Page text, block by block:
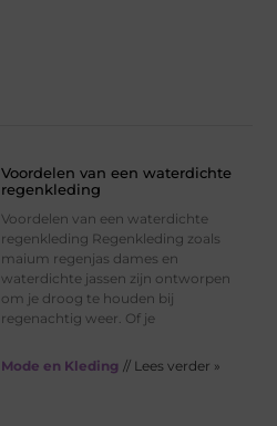
Voordelen van een waterdichte
regenkleding
Voordelen van een waterdichte
regenkleding Regenkleding zoals
maium regenjas dames en
waterdichte jassen zijn ontworpen
om je droog te houden bij
regenachtig weer. Of je
Mode en Kleding // Lees verder »